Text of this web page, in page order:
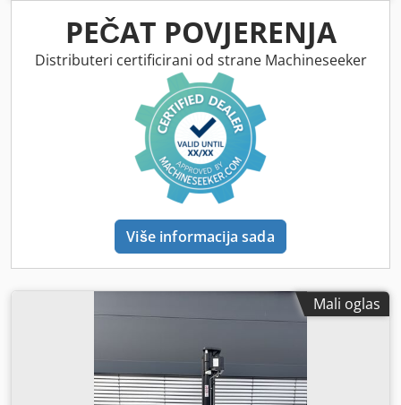
, dimenzija stražnje gume:, ukupna masa: 150 kg
PEČAT POVJERENJA
Distributeri certificirani od strane Machineseeker
Više informacija sada
Mali oglas